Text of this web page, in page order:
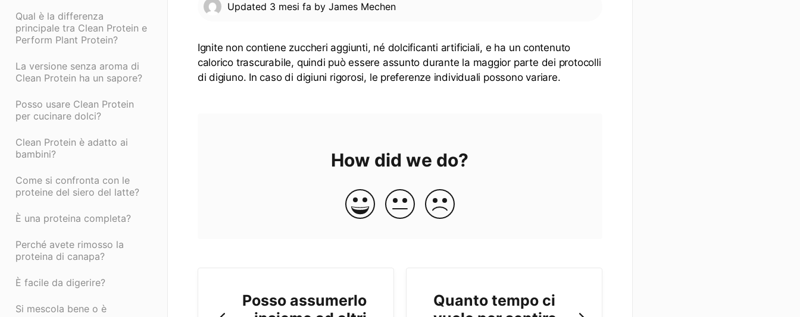
Qual è la differenza
principale tra Clean Protein e
Perform Plant Protein?
La versione senza aroma di
Clean Protein ha un sapore?
Posso usare Clean Protein
per cucinare dolci?
Clean Protein è adatto ai
bambini?
Come si confronta con le
proteine del siero del latte?
È una proteina completa?
Perché avete rimosso la
proteina di canapa?
È facile da digerire?
Si mescola bene o è
Updated 3 mesi fa by James Mechen
Ignite non contiene zuccheri aggiunti, né dolcificanti artificiali, e ha un contenuto
calorico trascurabile, quindi può essere assunto durante la maggior parte dei protocolli
di digiuno. In caso di digiuni rigorosi, le preferenze individuali possono variare.
How did we do?
Posso assumerlo
Quanto tempo ci